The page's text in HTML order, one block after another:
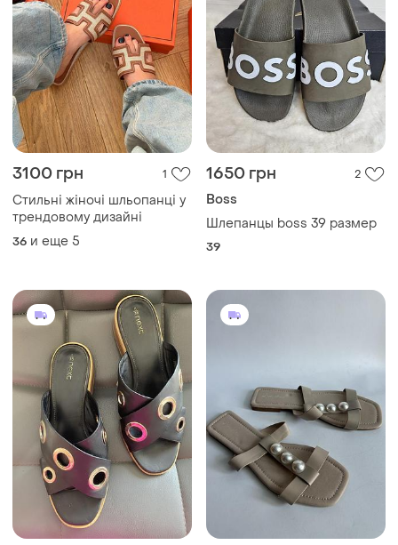
3100 грн 1
Стильні жіночі шльопанці у
трендовому дизайні
36 и еще 5
1650 грн 2
Boss
Шлепанцы boss 39 размер
39